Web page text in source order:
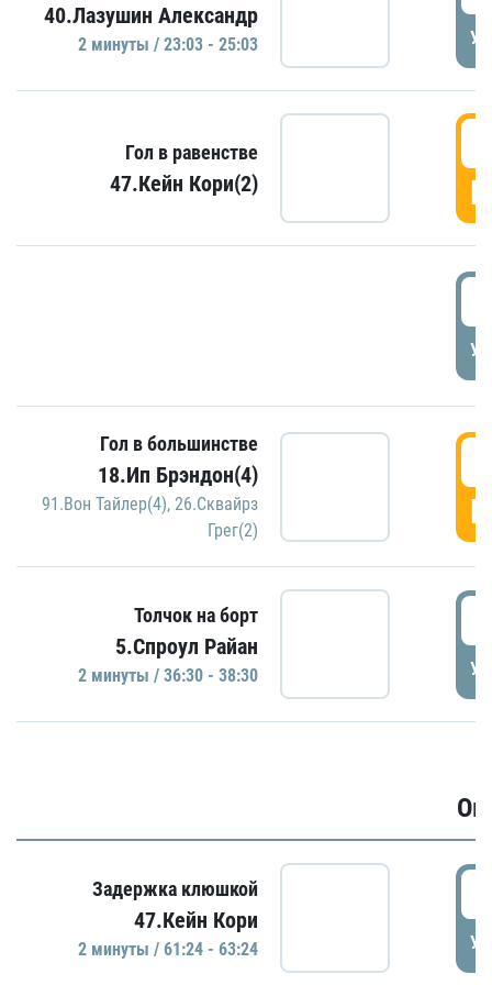
40.Лазушин Александр
2 минуты / 23:03 - 25:03
Гол в равенстве
47.Кейн Кори(2)
Гол в большинстве
18.Ип Брэндон(4)
91.Вон Тайлер(4), 26.Сквайрз
Грег(2)
Толчок на борт
5.Спроул Райан
2 минуты / 36:30 - 38:30
Задержка клюшкой
47.Кейн Кори
2 минуты / 61:24 - 63:24